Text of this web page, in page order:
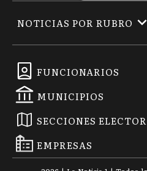
FUNCIONARIOS
MUNICIPIOS
SECCIONES
EMPRESAS
NOTICIAS POR RUBRO